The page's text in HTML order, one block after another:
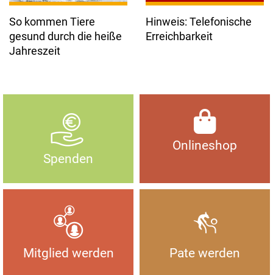
So kommen Tiere
gesund durch die heiße
Jahreszeit
Hinweis: Telefonische
Erreichbarkeit
Spenden
Onlineshop
Mitglied werden Pate werden